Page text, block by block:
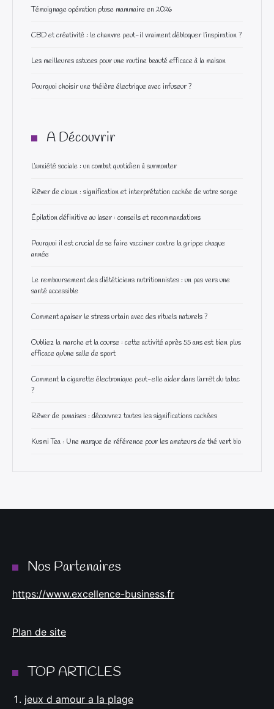
Témoignage opération ptose mammaire en 2026
CBD et créativité : le chanvre peut-il vraiment débloquer l’inspiration ?
Les meilleures astuces pour une routine beauté efficace à la maison
Pourquoi choisir une théière électrique avec infuseur ?
A Découvrir
L’anxiété sociale : un combat quotidien à surmonter
Rêver de clown : signification et interprétation cachée de votre songe
Épilation définitive au laser : conseils et recommandations
Pourquoi il est crucial de se faire vacciner contre la grippe chaque
année
Le remboursement des diététiciens nutritionnistes : un pas vers une
santé accessible
Comment apaiser le stress urbain avec des rituels naturels ?
Oubliez la marche et la course : cette activité après 55 ans est bien plus
efficace qu’une salle de sport
Comment la cigarette électronique peut-elle aider dans l’arrêt du tabac
?
Rêver de punaises : découvrez toutes les significations cachées
Kusmi Tea : Une marque de référence pour les amateurs de thé vert bio
Nos Partenaires
https://www.excellence-business.fr
Plan de site
TOP ARTICLES
jeux d amour a la plage